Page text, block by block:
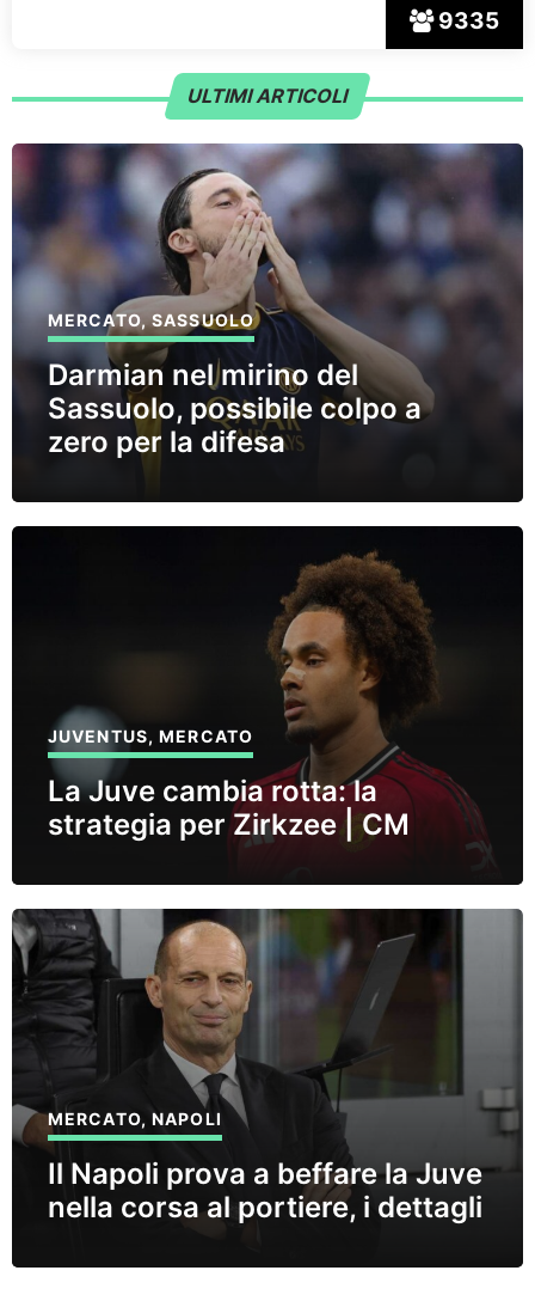
9335
ULTIMI ARTICOLI
MERCATO,SASSUOLO
Darmian nel mirino del
Sassuolo, possibile colpo a
zero per la difesa
JUVENTUS,MERCATO
La Juve cambia rotta: la
strategia per Zirkzee | CM
MERCATO, NAPOLI
Il Napoli prova a beffare la Juve
nella corsa al portiere, i dettagli